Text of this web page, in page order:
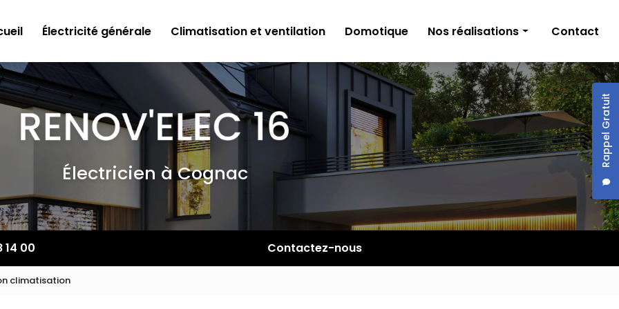
Rappel Gratuit
Électricité générale Climatisation et ventilation Domotique Nos réalisations
Électricité générale
Climatisation et ventilation
Domotique
Contact
Électricien à Cognac
14 00 Contactez-nous
climatisation